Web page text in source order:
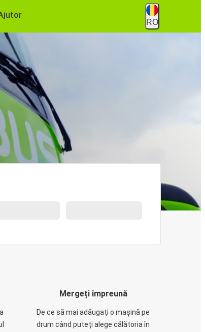
RO
Mergeți împreună
De ce să mai adăugați o mașină pe
drum când puteți alege călătoria în